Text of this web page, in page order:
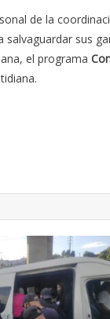
de la
sus
el programa